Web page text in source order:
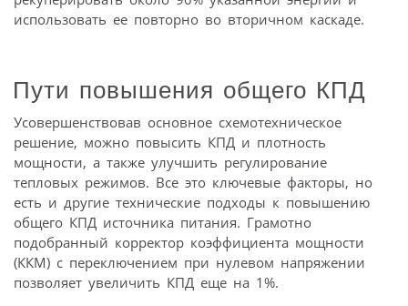
использовать ее повторно во вторичном каскаде.
Пути повышения общего КПД
Усовершенствовав основное схемотехническое
решение, можно повысить КПД и плотность
мощности, а также улучшить регулирование
тепловых режимов. Все это ключевые факторы, но
есть и другие технические подходы к повышению
общего КПД источника питания. Грамотно
подобранный корректор коэффициента мощности
(ККМ) с переключением при нулевом напряжении
позволяет увеличить КПД еще на 1%.